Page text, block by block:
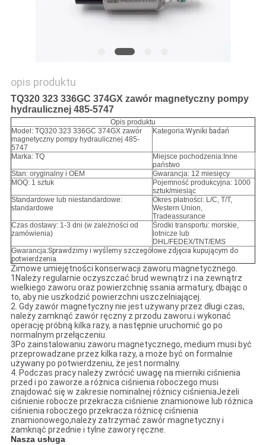
PRYWATNOŚCI
opis produktu
TQ320 323 336GC 374GX zawór magnetyczny pompy
hydraulicznej 485-5747
Opis produktu
Model: TQ320 323 336GC 374GX zawór
magnetyczny pompy hydraulicznej 485-
5747
Kategoria:Wyniki badań
Marka: TQ
Miejsce pochodzenia:Inne
państwo
Stan: oryginalny i OEM
Gwarancja: 12 miesięcy
MOQ: 1 sztuk
Pojemność produkcyjna: 1000
sztuk/miesiąc
Standardowe lub niestandardowe:
standardowe
Okres płatności: L/C, T/T,
Western Union,
Tradeassurance
Czas dostawy: 1-3 dni (w zależności od
zamówienia)
Środki transportu: morskie,
lotnicze lub
DHL/FEDEX/TNT/EMS
Gwarancja:Sprawdzimy i wyślemy szczegółowe zdjęcia kupującym do
potwierdzenia.
Zimowe umiejętności konserwacji zaworu magnetycznego.
1Należy regularnie oczyszczać brud wewnątrz i na zewnątrz
wielkiego zaworu oraz powierzchnię ssania armatury, dbając o
to, aby nie uszkodzić powierzchni uszczelniającej.
2. Gdy zawór magnetyczny nie jest używany przez długi czas,
należy zamknąć zawór ręczny z przodu zaworu.i wykonać
operację próbną kilka razy, a następnie uruchomić go po
normalnym przełączeniu.
3Po zainstalowaniu zaworu magnetycznego, medium musi być
przeprowadzane przez kilka razy, a może być on formalnie
używany po potwierdzeniu, że jest normalny.
4. Podczas pracy należy zwrócić uwagę na mierniki ciśnienia
przed i po zaworze.a różnica ciśnienia roboczego musi
znajdować się w zakresie nominalnej różnicy ciśnieniaJeżeli
ciśnienie robocze przekracza ciśnienie znamionowe lub różnica
ciśnienia roboczego przekracza różnicę ciśnienia
znamionowego,należy zatrzymać zawór magnetyczny i
zamknąć przednie i tylne zawory ręczne.
Nasza usługa